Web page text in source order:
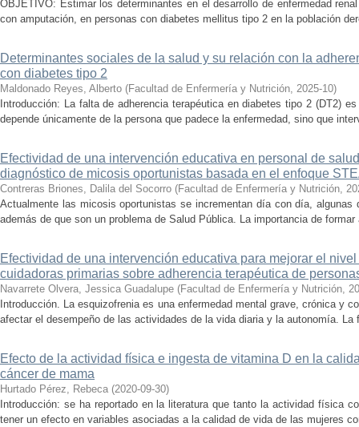
OBJETIVO: Estimar los determinantes en el desarrollo de enfermedad
con amputación, en personas con diabetes mellitus tipo 2 en la población
Determinantes sociales de la salud y su relación con la
con diabetes tipo 2
Maldonado Reyes, Alberto (Facultad de Enfermería y Nutrición, 2025-10)
Introducción: La falta de adherencia terapéutica en diabetes tipo 2 (DT2)
depende únicamente de la persona que padece la enfermedad, sino que
Efectividad de una intervención educativa en personal de
diagnóstico de micosis oportunistas basada en el enfoque
Contreras Briones, Dalila del Socorro (Facultad de Enfermería y Nutrición,
Actualmente las micosis oportunistas se incrementan día con día, algunas
además de que son un problema de Salud Pública. La importancia de
Efectividad de una intervención educativa para mejorar el
cuidadoras primarias sobre adherencia terapéutica de
Navarrete Olvera, Jessica Guadalupe (Facultad de Enfermería y Nutrición,
Introducción. La esquizofrenia es una enfermedad mental grave, crónica y
afectar el desempeño de las actividades de la vida diaria y la autonomía. La
Efecto de la actividad física e ingesta de vitamina D en la
cáncer de mama
Hurtado Pérez, Rebeca (2020-09-30)
Introducción: se ha reportado en la literatura que tanto la actividad física
tener un efecto en variables asociadas a la calidad de vida de las mujeres